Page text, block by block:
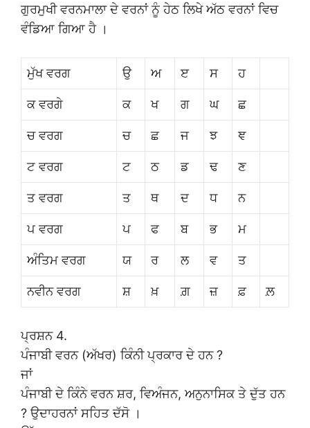
ਗੁਰਮੁਖੀ ਵਰਨਮਾਲਾ ਦੇ ਵਰਨਾਂ ਨੂੰ ਹੇਠ ਲਿਖੇ ਅੱਠ ਵਰਨਾਂ ਵਿਚ
ਵੰਡਿਆ ਗਿਆ ਹੈ ।
ਮੁੱਖ ਵਰਗ ਉ ਅ ੲ ਸ ਹ
ਕ ਵਰਗੇ ਕ ਖ ਗ ਘ ਛ
ਚ ਵਰਗ ਚ ਛ ਜ ਝ ਞ
ਟ ਵਰਗ ਟ ਠ ਡ ਢ ਣ
ਤ ਵਰਗ ਤ ਥ ਦ ਧ ਨ
ਪ ਵਰਗ ਪ ਫ ਬ ਭ ਮ
ਅੰਤਿਮ ਵਰਗ ਯ ਰ ਲ ਵ ਤ
ਨਵੀਨ ਵਰਗ ਸ਼ ਖ਼ ਗ਼ ਜ਼ ਫ਼ ਲ਼
ਪ੍ਰਸ਼ਨ 4.
ਪੰਜਾਬੀ ਵਰਨ (ਅੱਖਰ) ਕਿੰਨੀ ਪ੍ਰਕਾਰ ਦੇ ਹਨ ?
ਜਾਂ
ਪੰਜਾਬੀ ਦੇ ਕਿੰਨੇ ਵਰਨ ਸ਼ਰ, ਵਿਅੰਜਨ, ਅਨੁਨਾਸਿਕ ਤੇ ਦੁੱਤ ਹਨ
? ਉਦਾਹਰਨਾਂ ਸਹਿਤ ਦੱਸੋ ।